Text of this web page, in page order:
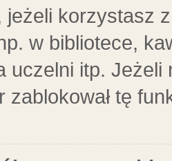
jeżeli korzystasz
w bibliotece,
uczelni itp.
zablokował tę